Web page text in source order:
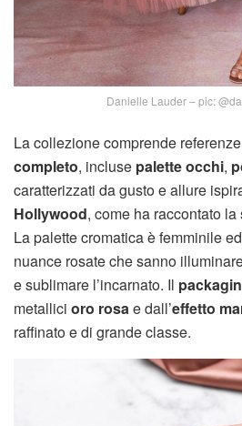
Danielle Lauder – pic:
La collezione comprende
completo, incluse palette occhi,
caratterizzati da gusto e allure
Hollywood, come ha raccontato
La palette cromatica è femminile
nuance rosate che sanno
e sublimare l’incarnato. Il
metallici oro rosae dall’effetto
raffinato e di grande classe.